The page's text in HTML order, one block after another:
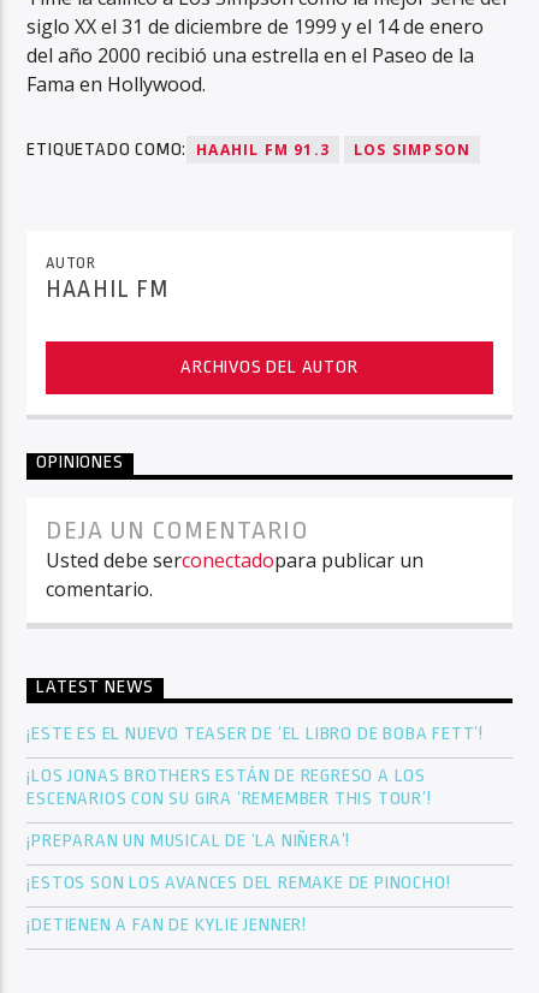
siglo XX el 31 de diciembre de 1999​ y el 14 de enero
del año 2000 recibió una estrella en el Paseo de la
Fama en Hollywood.
ETIQUETADO COMO: HAAHIL FM 91.3 LOS SIMPSON
AUTOR
HAAHIL FM
ARCHIVOS DEL AUTOR
OPINIONES
DEJA UN COMENTARIO
Usted debe serconectadopara publicar un
comentario.
LATEST NEWS
¡ESTE ES EL NUEVO TEASER DE ‘EL LIBRO DE BOBA FETT’!
¡LOS JONAS BROTHERS ESTÁN DE REGRESO A LOS
ESCENARIOS CON SU GIRA ‘REMEMBER THIS TOUR’!
¡PREPARAN UN MUSICAL DE ‘LA NIÑERA’!
¡ESTOS SON LOS AVANCES DEL REMAKE DE PINOCHO!
¡DETIENEN A FAN DE KYLIE JENNER!